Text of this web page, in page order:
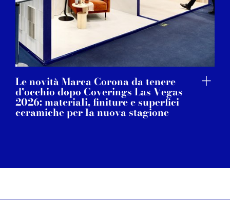
Le novità Marca Corona da tenere
d’occhio dopo Coverings Las Vegas
2026: materiali, finiture e superfici
ceramiche per la nuova stagione